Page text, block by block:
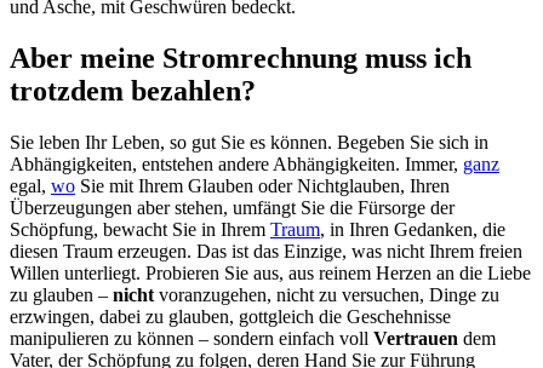
und Asche, mit Geschwüren bedeckt.
Aber meine Stromrechnung muss ich
trotzdem bezahlen?
Sie leben Ihr Leben, so gut Sie es können. Begeben Sie sich in
Abhängigkeiten, entstehen andere Abhängigkeiten. Immer, ganz
egal, wo Sie mit Ihrem Glauben oder Nichtglauben, Ihren
Überzeugungen aber stehen, umfängt Sie die Fürsorge der
Schöpfung, bewacht Sie in Ihrem Traum, in Ihren Gedanken, die
diesen Traum erzeugen. Das ist das Einzige, was nicht Ihrem freien
Willen unterliegt. Probieren Sie aus, aus reinem Herzen an die Liebe
zu glauben – nicht voranzugehen, nicht zu versuchen, Dinge zu
erzwingen, dabei zu glauben, gottgleich die Geschehnisse
manipulieren zu können – sondern einfach voll Vertrauen dem
Vater, der Schöpfung zu folgen, deren Hand Sie zur Führung